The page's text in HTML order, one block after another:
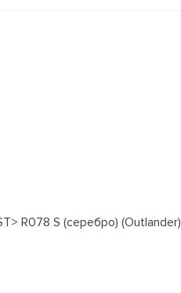
R078 S (серебро) (Outlander)